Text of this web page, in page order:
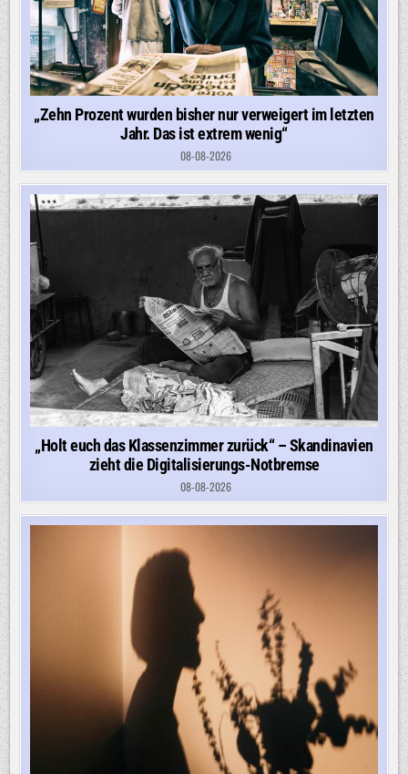
„Zehn Prozent wurden bisher nur verweigert im letzten
Jahr. Das ist extrem wenig“
08-08-2026
„Holt euch das Klassenzimmer zurück“ – Skandinavien
zieht die Digitalisierungs-Notbremse
08-08-2026